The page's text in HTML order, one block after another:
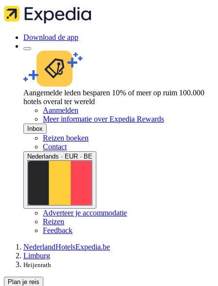
Download de app
Aangemelde leden besparen 10% of meer op ruim 100.000
hotels overal ter wereld
Aanmelden
Meer informatie over Expedia Rewards
Inbox
Reizen boeken
Contact
Nederlands · EUR · BE
Adverteer je accommodatie
Reizen
Feedback
NederlandHotelsExpedia.be
Limburg
Heijenrath
Plan je reis